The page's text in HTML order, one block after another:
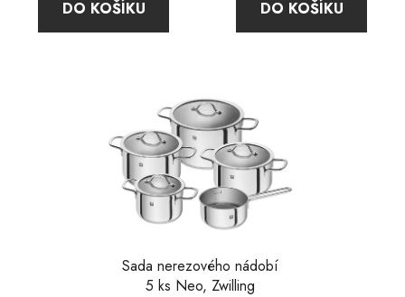
z
DO KOŠÍKU DO KOŠÍKU
Sada nerezového nádobí
5 ks Neo, Zwilling